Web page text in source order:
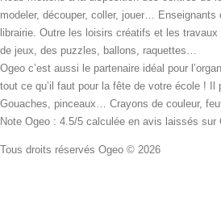
modeler, découper, coller, jouer…
librairie. Outre les loisirs créatifs et les
de jeux, des puzzles, ballons, raquettes…
Ogeo c’est aussi le partenaire idéal pour
tout ce qu’il faut pour la fête de votre école !
Gouaches, pinceaux… Crayons de couleur,
Note Ogeo : 4.5/5 calculée en avis laissés sur
Tous droits réservés Ogeo © 2026